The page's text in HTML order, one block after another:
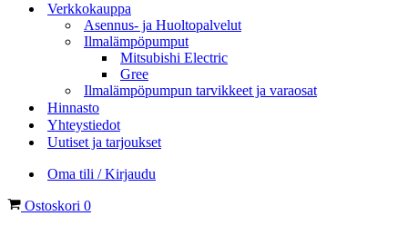
Verkkokauppa
Asennus- ja Huoltopalvelut
Ilmalämpöpumput
Mitsubishi Electric
Gree
Ilmalämpöpumpun tarvikkeet ja varaosat
Hinnasto
Yhteystiedot
Uutiset ja tarjoukset
Oma tili / Kirjaudu
Ostoskori 0